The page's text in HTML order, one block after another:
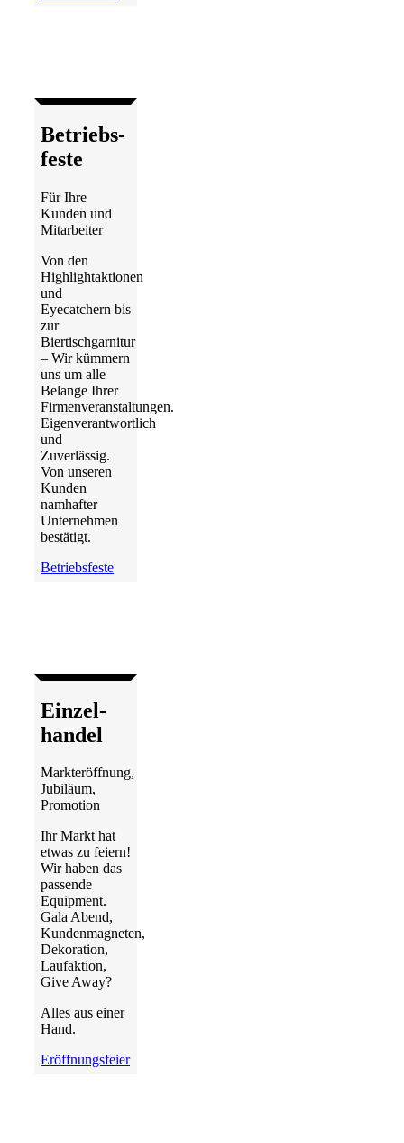
Betriebs­
feste
Für Ihre
Kunden und
Mitarbeiter
Von den
Highlightaktionen
und
Eyecatchern bis
zur
Biertischgarnitur
– Wir kümmern
uns um alle
Belange Ihrer
Firmenveranstaltungen.
Eigenverantwortlich
und
Zuverlässig.
Von unseren
Kunden
namhafter
Unternehmen
bestätigt.
Betriebsfeste
Einzel­
handel
Markteröffnung,
Jubiläum,
Promotion
Ihr Markt hat
etwas zu feiern!
Wir haben das
passende
Equipment.
Gala Abend,
Kundenmagneten,
Dekoration,
Laufaktion,
Give Away?
Alles aus einer
Hand.
Eröffnungsfeier